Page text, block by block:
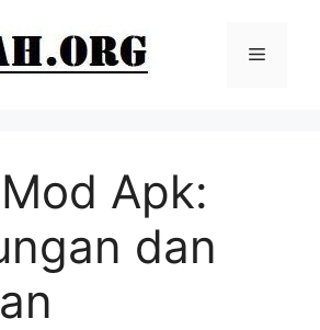
Menu
Apk:
dan